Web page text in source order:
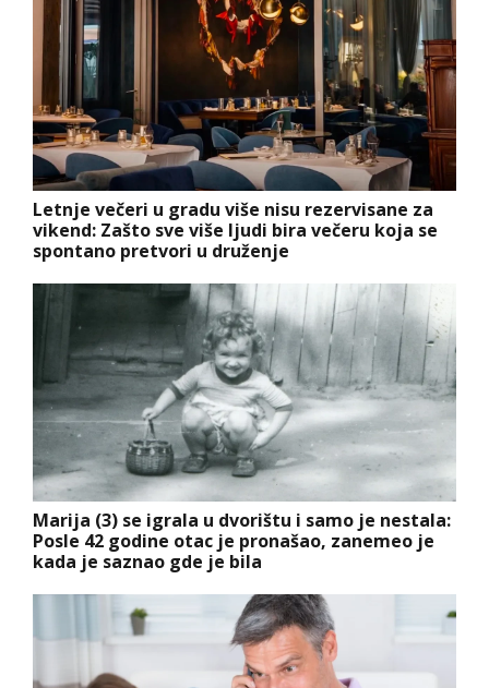
Letnje večeri u gradu više nisu rezervisane za
vikend: Zašto sve više ljudi bira večeru koja se
spontano pretvori u druženje
Marija (3) se igrala u dvorištu i samo je nestala:
Posle 42 godine otac je pronašao, zanemeo je
kada je saznao gde je bila